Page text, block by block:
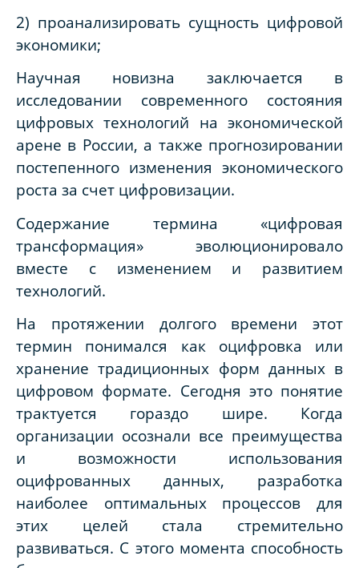
2) проанализировать сущность цифровой
экономики;
Научная новизна заключается в
исследовании современного состояния
цифровых технологий на экономической
арене в России, а также прогнозировании
постепенного изменения экономического
роста за счет цифровизации.
Содержание термина «цифровая
трансформация» эволюционировало
вместе с изменением и развитием
технологий.
На протяжении долгого времени этот
термин понимался как оцифровка или
хранение традиционных форм данных в
цифровом формате. Сегодня это понятие
трактуется гораздо шире. Когда
организации осознали все преимущества
и возможности использования
оцифрованных данных, разработка
наиболее оптимальных процессов для
этих целей стала стремительно
развиваться. С этого момента способность